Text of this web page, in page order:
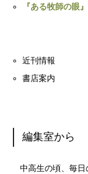
『ある牧師の眼』
近刊情報
書店案内
編集室から
中高生の頃、毎日